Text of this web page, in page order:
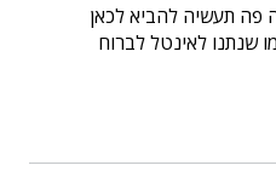
פה תעשיה להביא לכאן
שנתנו לאינטל לברוח